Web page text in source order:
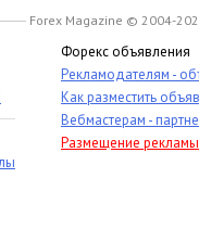
Forex Magazine © 2004-
Форекс объявления
Рекламодателям -
Как разместить
Вебмастерам -
Размещение рекламы